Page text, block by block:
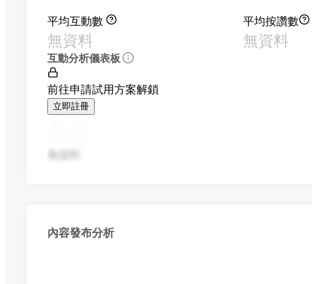
平均互動數
無資料
平均按讚數
無資料
互動分析儀表板
前往申請試用方案解鎖
立即註冊
無資料
內容發布分析